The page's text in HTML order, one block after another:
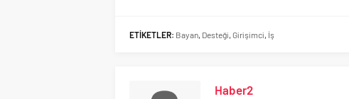
ETİKETLER: Bayan, Desteği, Girişimci, İş
Haber2